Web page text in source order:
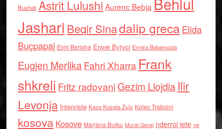
Bushati Astrit Lulushi Aurenc Bebja
Jashari Beqir Sinadalip grecaElida
Buçpapaj Elmi Berisha Enver Bytyci Ermira Babamusta
Eugjen MerlikaFahri Xharra Frank
shkreli Fritz radovaniGezim Llojdia Ilir
Levonja Interviste Keze Kozeta Zylo Kolec Traboini
kosova Kosove Marjana Bulku Murat Gecaj nderroi jete ne